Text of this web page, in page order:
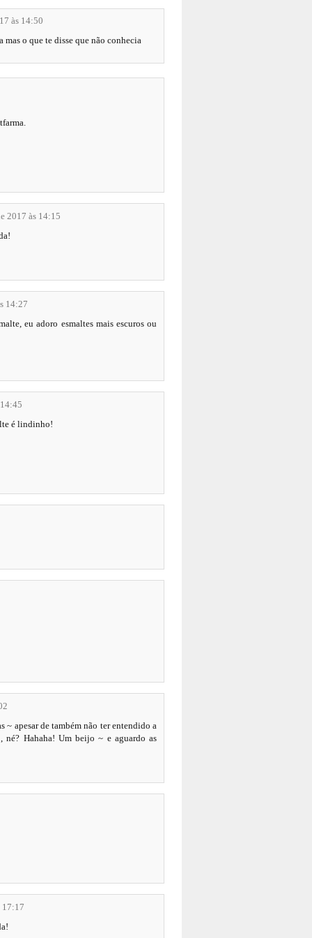
às 14:50
mas o que te disse que não conhecia
2017 às 14:15
14:27
eu adoro esmaltes mais escuros ou
é lindinho!
apesar de também não ter entendido a
né? Hahaha! Um beijo ~ e aguardo as
17:17